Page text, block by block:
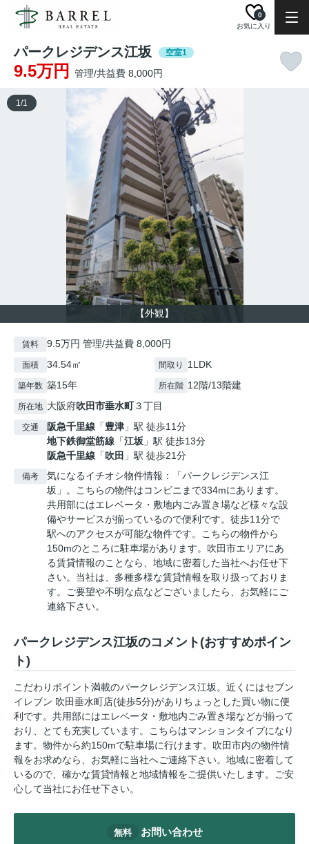
お気に入り
0
パークレジデンス江坂 空室1
9.5万円 管理/共益費 8,000円
【外観】
1/1
賃料 9.5万円 管理/共益費 8,000円
面積 34.54㎡ 間取り 1LDK
築年数 築15年 所在階 12階/13階建
所在地 大阪府吹田市垂水町３丁目
交通 阪急千里線 「豊津 」駅 徒歩11分
地下鉄御堂筋線 「江坂 」駅 徒歩13分
阪急千里線 「吹田 」駅 徒歩21分
備考
気になるイチオシ物件情報：「パークレジデンス江
坂」。こちらの物件はコンビニまで334mにあります。
共用部にはエレベータ・敷地内ごみ置き場など様々な設
備やサービスが揃っているので便利です。徒歩11分で
駅へのアクセスが可能な物件です。こちらの物件から
150mのところに駐車場があります。吹田市エリアにあ
る賃貸情報のことなら、地域に密着した当社へお任せ下
さい。当社は、多種多様な賃貸情報を取り扱っておりま
す。ご要望や不明な点などございましたら、お気軽にご
連絡下さい。
パークレジデンス江坂のコメント(おすすめポイン
ト)
こだわりポイント満載のパークレジデンス江坂。近くにはセブン
イレブン 吹田垂水町店(徒歩5分)がありちょっとした買い物に便
利です。共用部にはエレベータ・敷地内ごみ置き場などが揃って
おり、とても充実しています。こちらはマンションタイプになり
ます。物件から約150mで駐車場に行けます。吹田市内の物件情
報をお求めなら、お気軽に当社へご連絡下さい。地域に密着して
いるので、確かな賃貸情報と地域情報をご提供いたします。ご安
心して当社にお任せ下さい。
無料 お問い合わせ